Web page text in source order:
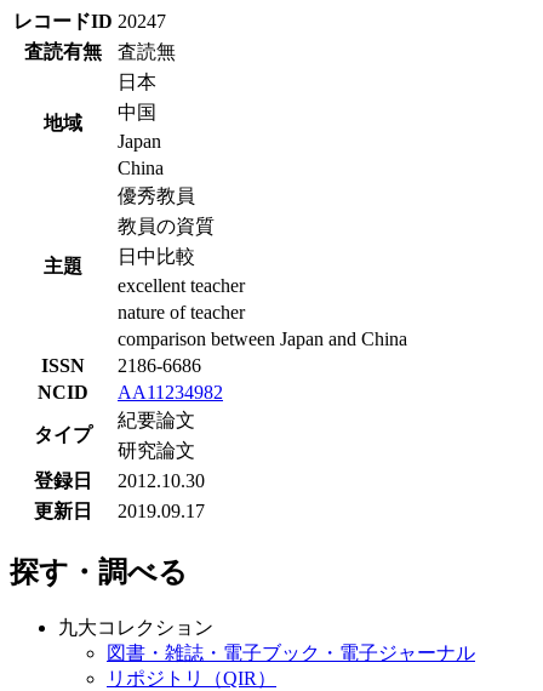
レコードID 20247
査読有無
査読無
地域
日本
中国
Japan
China
主題
優秀教員
教員の資質
日中比較
excellent teacher
nature of teacher
comparison between Japan and China
ISSN
2186-6686
NCID
AA11234982
タイプ
紀要論文
研究論文
登録日
2012.10.30
更新日
2019.09.17
探す・調べる
九大コレクション
図書・雑誌・電子ブック・電子ジャーナル
リポジトリ（QIR）